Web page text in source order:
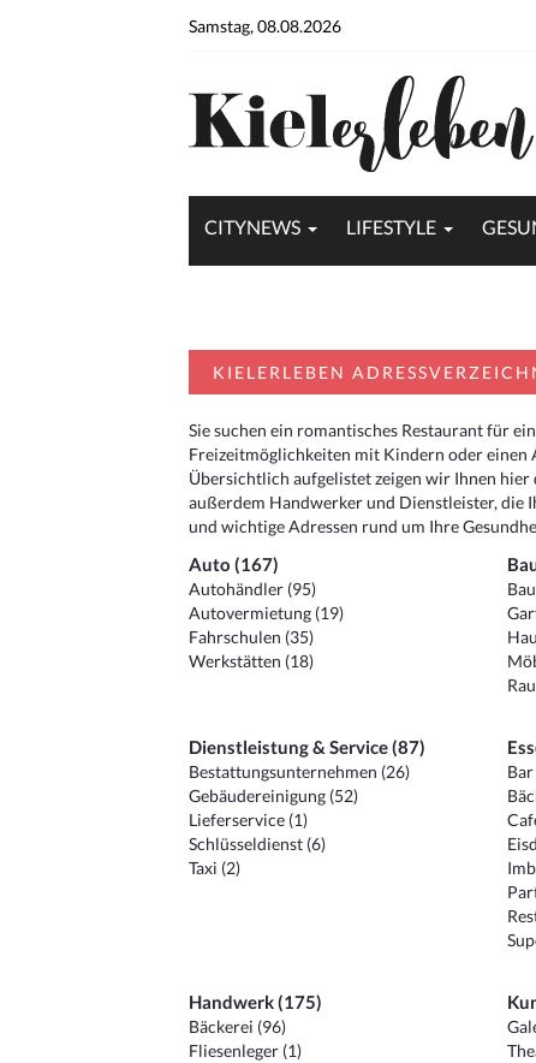
Samstag, 08.08.2026
CITYNEWS LIFESTYLE
KIELERLEBEN
Sie suchen ein romantisches Restaurant für
Freizeitmöglichkeiten mit Kindern oder einen
Übersichtlich aufgelistet zeigen wir Ihnen hier
außerdem Handwerker und Dienstleister, die
und wichtige Adressen rund um Ihre
Auto (167)
Autohändler (95)
Autovermietung (19)
Fahrschulen (35)
Werkstätten (18)
Dienstleistung & Service (87)
Bestattungsunternehmen (26)
Gebäudereinigung (52)
Lieferservice (1)
Schlüsseldienst (6)
Taxi (2)
Handwerk (175)
Bäckerei (96)
Fliesenleger (1)